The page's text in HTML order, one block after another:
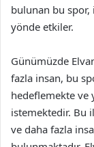
bulunan bu spor,
yönde etkiler.
Günümüzde
fazla insan, bu
hedeflemekte ve
istemektedir. Bu
ve daha fazla